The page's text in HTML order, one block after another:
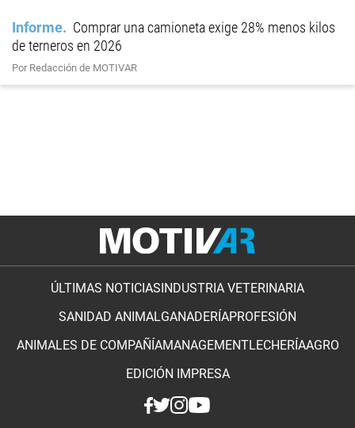
Informe
Comprar una camioneta exige 28% menos kilos
de terneros en 2026
Por Redacción de MOTIVAR
ÚLTIMAS NOTICIAS INDUSTRIA VETERINARIA
SANIDAD ANIMALGANADERÍAPROFESIÓN
ANIMALES DE COMPAÑÍAMANAGEMENTLECHERÍAAGRO
EDICIÓN IMPRESA